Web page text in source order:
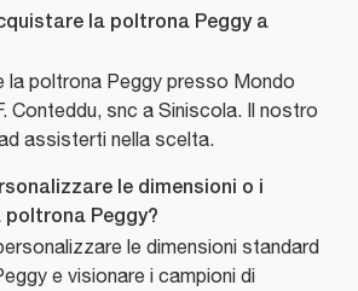
la poltrona Peggy a
la poltrona Peggy presso Mondo
Conteddu, snc a Siniscola. Il nostro
assisterti nella scelta.
le dimensioni o i
Peggy?
le dimensioni standard
e visionare i campioni di